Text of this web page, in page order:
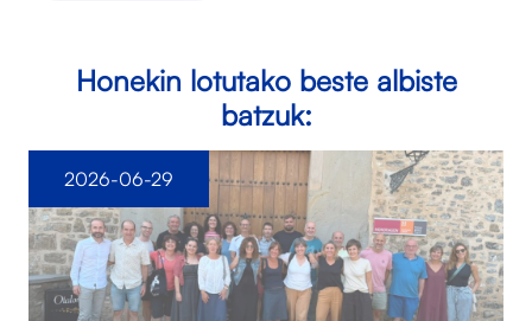
Honekin lotutako beste albiste
batzuk:
2026-06-29